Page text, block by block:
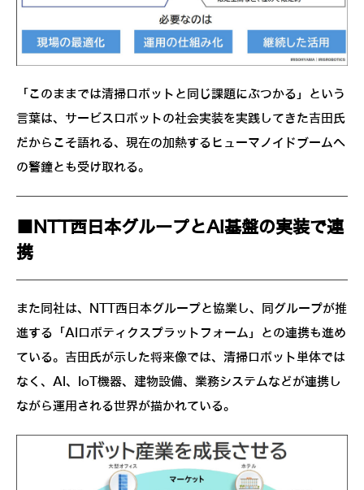
「このままでは清掃ロボットと同じ課題にぶつかる」という
言葉は、サービスロボットの社会実装を実践してきた吉田氏
だからこそ語れる、現在の加熱するヒューマノイドブームへ
の警鐘とも受け取れる。
■NTT西日本グループとAI基盤の実装で連
携
また同社は、NTT西日本グループと協業し、同グループが推
進する「AIロボティクスプラットフォーム」との連携も進め
ている。吉田氏が示した将来像では、清掃ロボット単体では
なく、AI、IoT機器、建物設備、業務システムなどが連携し
ながら運用される世界が描かれている。